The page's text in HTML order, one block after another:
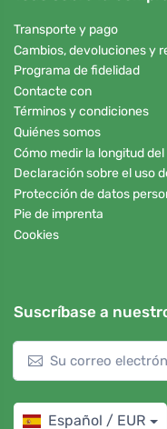
Transporte y pago
Cambios, devoluciones y
Programa de fidelidad
Contacte con
Términos y condiciones
Quiénes somos
Cómo medir la longitud del
Declaración sobre el uso
Protección de datos
Pie de imprenta
Cookies
Suscríbase a
Español / EUR